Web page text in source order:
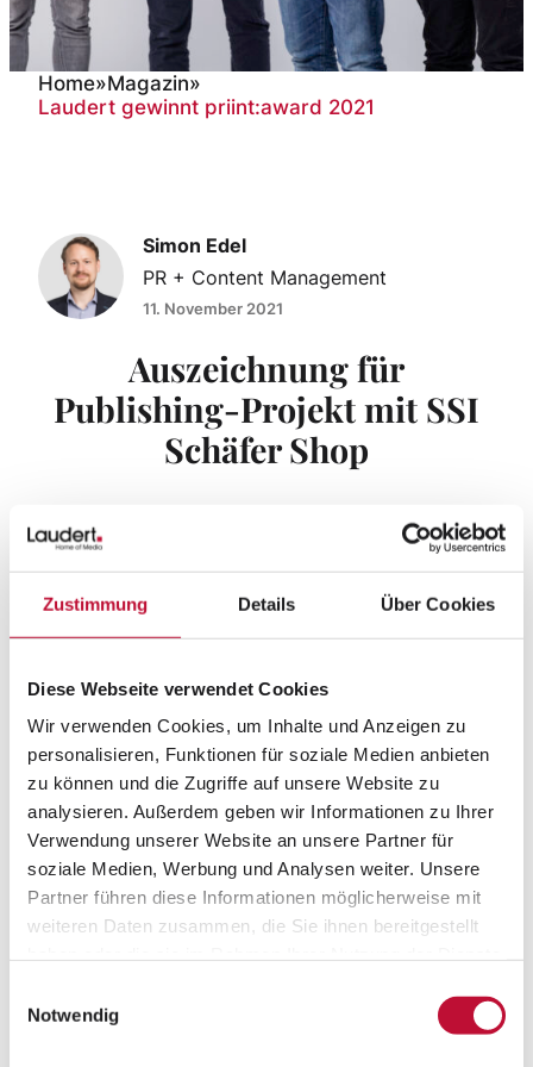
Zustimmung Details Über Cookies
Diese Webseite verwendet Cookies
Wir verwenden Cookies, um Inhalte und Anzeigen zu
personalisieren, Funktionen für soziale Medien anbieten
zu können und die Zugriffe auf unsere Website zu
analysieren. Außerdem geben wir Informationen zu Ihrer
Verwendung unserer Website an unsere Partner für
soziale Medien, Werbung und Analysen weiter. Unsere
Partner führen diese Informationen möglicherweise mit
weiteren Daten zusammen, die Sie ihnen bereitgestellt
Datenschutzerklärung
Notwendig
Laudert gewinnt
Home»Magazin»
Laudert gewinnt priint:award 2021
Simon Edel
PR + Content Management
11. November 2021
Auszeichnung für
Publishing-Projekt mit SSI
Schäfer Shop
priint:day im Landschaftspark Duisburg-Nord mit
dem priint:award für dasPublishing-Projektdes
Jahres 2021 ausgezeichnet worden. Das
Unternehmen erhielt die Auszeichnung für das
vier Preiskategorien (Publishing-Projekt des
Jahres, Digitales Publishing- Projekt des Jahres,
Innovation des Jahres, Partner des Jahres) war
Laudert zuvor auch nominiert worden.
Geschäftsführer Sven Henckel nahm die
Auszeichnung vor Ort erfreut entgegen.
Das Printausleitungsprojekt mit SSI Schäfer Shop
besticht durch seine enorm dynamischen und
konfigurierbaren Templates und
PIM-
Datengetrieben wird eine automatisierte